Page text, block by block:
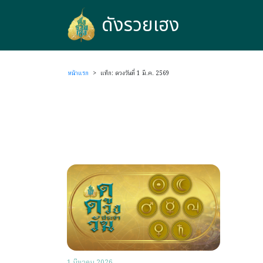
ดังรวยเฮง
หน้าแรก > แท็ก: ดวงวันที่ 1 มี.ค. 2569